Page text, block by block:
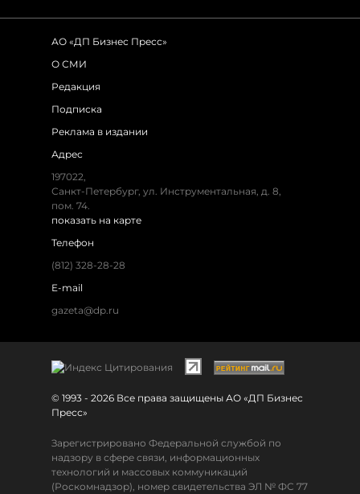
АО «ДП Бизнес Пресс»
О СМИ
Редакция
Подписка
Реклама в издании
Адрес
197022,
Санкт-Петербург, ул. Инструментальная, д. 8,
пом. 74.
показать на карте
Телефон
(812) 328-28-28
E-mail
gazeta@dp.ru
© 1993 - 2026 Все права защищены АО «ДП Бизнес
Пресс»
Зарегистрировано Федеральной службой по
надзору в сфере связи, информационных
технологий и массовых коммуникаций
(Роскомнадзор), номер свидетельства ЭЛ № ФС 77